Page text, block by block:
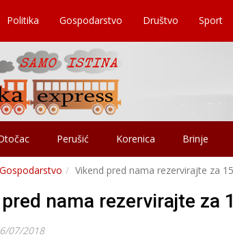
Politika Gospodarstvo Društvo Sport
Perušić Korenica Brinje
Gospodarstvo Vikend pred nama rezervirajte za
nama rezervirajte za
07/2018